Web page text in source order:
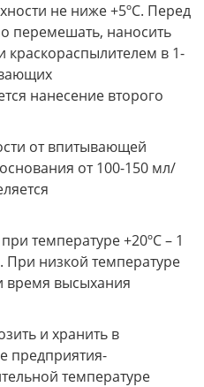
не ниже +5ºС. Перед
перемешать, наносить
краскораспылителем в 1-
нанесение второго
от впитывающей
от 100-150 мл/
температуре +20ºС – 1
При низкой температуре
высыхания
и хранить в
предприятия-
температуре